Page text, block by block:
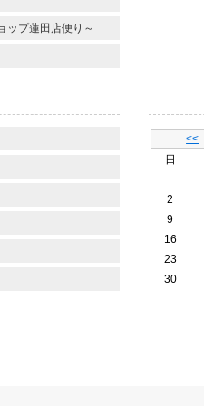
プ蓮田店便り～
<<
日
2
9
16
23
30